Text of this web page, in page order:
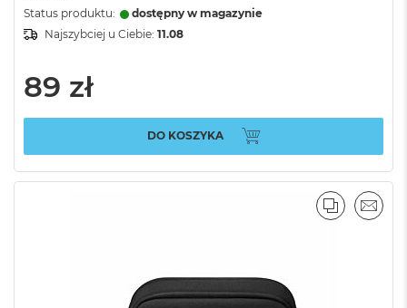
Status produktu:
dostępny w magazynie
Najszybciej u Ciebie: 11.08
89 zł
DO KOSZYKA